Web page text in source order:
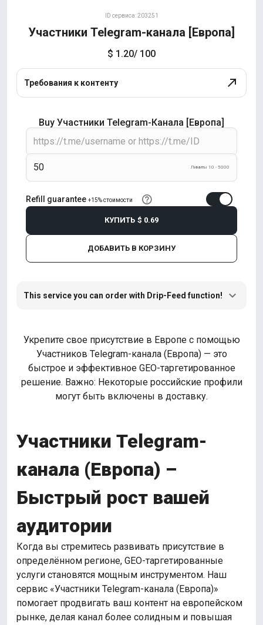
ID сервиса: 203251
Участники Telegram-канала [Европа]
$ 1.20/ 100
Требования к контенту
Buy Участники Telegram-Канала [Европа]
Лимиты 10 - 5000
Refill guarantee +15% стоимости
ДОБАВИТЬ В КОРЗИНУ
КУПИТЬ $ 0.69
This service you can order with Drip-Feed function!
Укрепите свое присутствие в Европе с помощью
Участников Telegram-канала (Европа) — это
быстрое и эффективное GEO-таргетированное
решение. Важно: Некоторые российские профили
могут быть включены в доставку.
Участники Telegram-
канала (Европа) –
Быстрый рост вашей
аудитории
Когда вы стремитесь развивать присутствие в
определённом регионе, GEO-таргетированные
услуги становятся мощным инструментом. Наш
сервис «Участники Telegram-канала (Европа)»
помогает продвигать ваш контент на европейском
рынке, делая канал более солидным и повышая